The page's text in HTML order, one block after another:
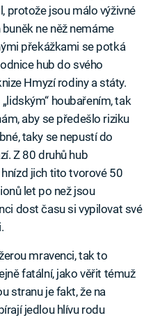
protože jsou málo výživné
ne něž nemáme
překážkami se potká
hub do svého
Hmyzí rodiny a státy.
houbařením, tak
aby se předešlo riziku
taky se nepustí do
Z 80 druhů hub
jich tito tvorové 50
let po než jsou
dost času si vypilovat své
mravenci, tak to
fatální, jako věřit témuž
stranu je fakt, že na
jedlou hlívu rodu